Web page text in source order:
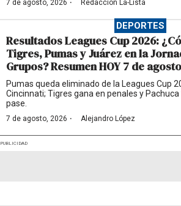
7 de agosto, 2026 · Redacción La-Lista
DEPORTES
Resultados Leagues Cup 2026:
Tigres, Pumas y Juárez en la
Grupos? Resumen HOY 7 de agosto
Pumas queda eliminado de la Leagues Cup
Cincinnati; Tigres gana en penales y
pase.
7 de agosto, 2026 · Alejandro López
PUBLICIDAD